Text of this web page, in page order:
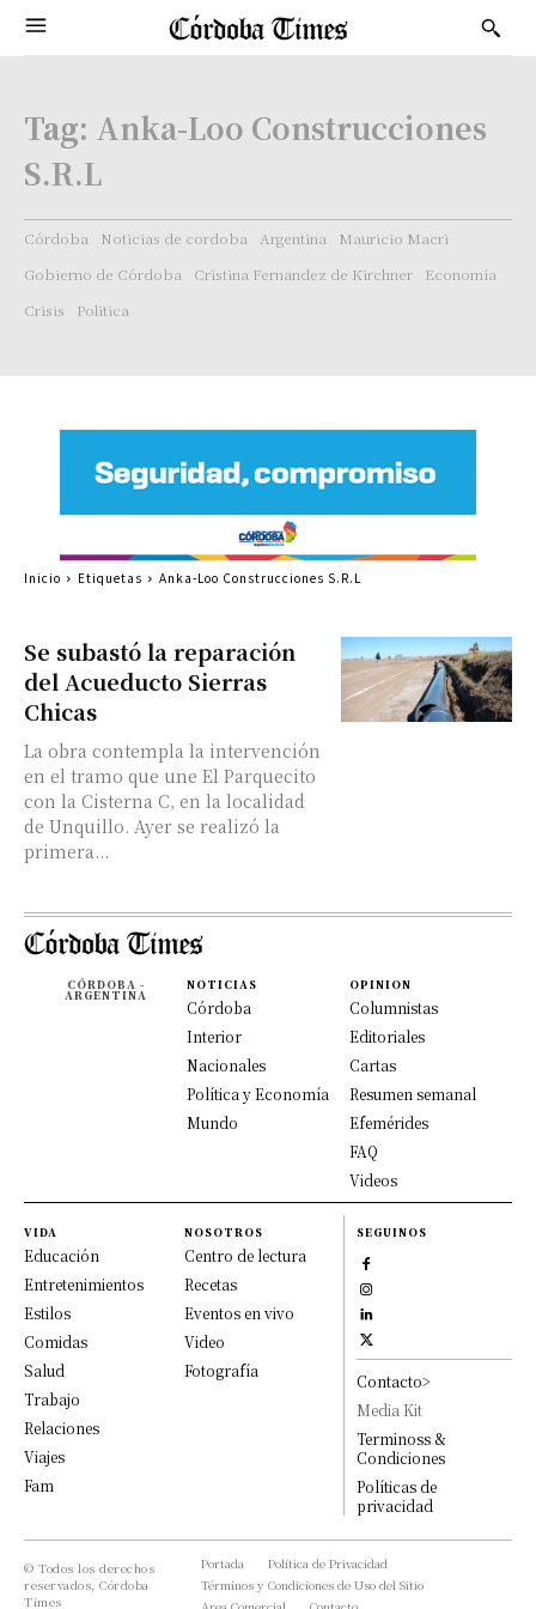
Tag: Anka-Loo Construcciones
S.R.L
Córdoba Noticias de cordoba Argentina
Mauricio Macri
Gobierno de Córdoba
Cristina Fernandez de Kirchner
Economía
Crisis
Politica
Se subastó la reparación
del Acueducto Sierras
Chicas
La obra contempla la intervención
en el tramo que une El Parquecito
con la Cisterna C, en la localidad
de Unquillo. Ayer se realizó la
primera...
Inicio Etiquetas Anka-Loo Construcciones S.R.L
CÓRDOBA -
ARGENTINA
NOTICIAS
Córdoba
Interior
Nacionales
Política y Economía
Mundo
OPINION
Columnistas
Editoriales
Cartas
Resumen semanal
Efemérides
FAQ
Videos
VIDA
Educación
Entretenimientos
Estilos
Comidas
Salud
Trabajo
Relaciones
Viajes
Fam
NOSOTROS
Centro de lectura
Recetas
Eventos en vivo
Video
Fotografía
SEGUINOS
Contacto>
Media Kit
Terminoss &
Condiciones
Políticas de
privacidad
© Todos los derechos
reservados, Córdoba
Times
Portada
Política de Privacidad
Términos y Condiciones de Uso del Sitio